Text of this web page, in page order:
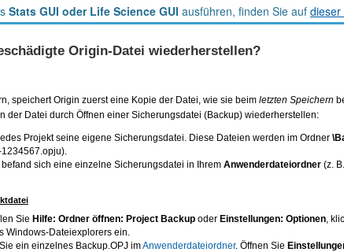
Stats GUI oder Life Science GUI ausführen, finden Sie auf dieser
Origin-Datei wiederherstellen?
speichert Origin zuerst eine Kopie der Datei, wie sie beim letzten Speichern
der Datei durch Öffnen einer Sicherungsdatei (Backup) wiederherstellen:
Projekt seine eigene Sicherungsdatei. Diese Dateien werden im Ordner
sich eine einzelne Sicherungsdatei in Ihrem Anwenderdateiordner (z.
Sie Hilfe: Ordner öffnen: Project Backup oder Einstellungen: Optionen ,
Windows-Dateiexplorers ein.
ein einzelnes Backup.OPJ imAnwenderdateiordner. Öffnen Sie